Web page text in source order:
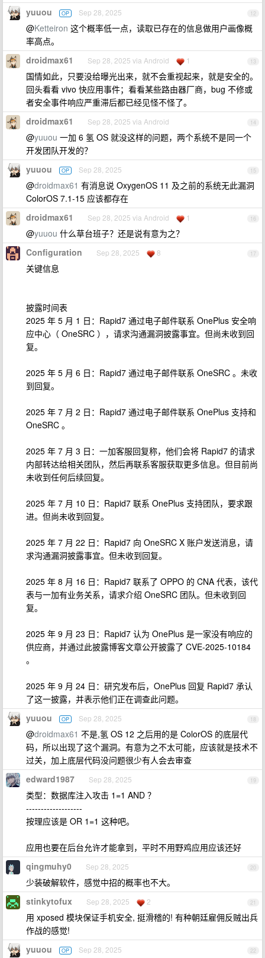
12
yuuou OP Sep 28, 2025
@Ketteiron 这个概率低一点，读取已存在的信息做用户画像概
率高点。
13
droidmax61 Sep 28, 2025 via Android 1
国情如此，只要没给曝光出来，就不会重视起来，就是安全的。
回头看看 vivo 快应用事件；看看某些路由器厂商，bug 不修或
者安全事件响应严重滞后都已经见怪不怪了。
14
droidmax61 Sep 28, 2025 via Android
@yuuou 一加 6 氢 OS 就没这样的问题，两个系统不是同一个
开发团队开发的？
15
yuuou OP Sep 28, 2025
@droidmax61 有消息说 OxygenOS 11 及之前的系统无此漏洞
ColorOS 7.1-15 应该都存在
16
droidmax61 Sep 28, 2025 via Android 1
@yuuou 什么草台班子？还是说有意为之？
17
Configuration Sep 28, 2025 8
关键信息
披露时间表
2025 年 5 月 1 日：Rapid7 通过电子邮件联系 OnePlus 安全响
应中心（ OneSRC ），请求沟通漏洞披露事宜。但尚未收到回
复。
2025 年 5 月 6 日：Rapid7 通过电子邮件联系 OneSRC 。未收
到回复。
2025 年 7 月 2 日：Rapid7 通过电子邮件联系 OnePlus 支持和
OneSRC 。
2025 年 7 月 3 日：一加客服回复称，他们会将 Rapid7 的请求
内部转达给相关团队，然后再联系客服获取更多信息。但目前尚
未收到任何后续回复。
2025 年 7 月 10 日：Rapid7 联系 OnePlus 支持团队，要求跟
进。但尚未收到回复。
2025 年 7 月 22 日：Rapid7 向 OneSRC X 账户发送消息，请
求沟通漏洞披露事宜。但未收到回复。
2025 年 8 月 16 日：Rapid7 联系了 OPPO 的 CNA 代表，该代
表与一加有业务关系，请求介绍 OneSRC 团队。但未收到回
复。
2025 年 9 月 23 日：Rapid7 认为 OnePlus 是一家没有响应的
供应商，并通过此披露博客文章公开披露了 CVE-2025-10184
。
2025 年 9 月 24 日：研究发布后，OnePlus 回复 Rapid7 承认
了这一披露，并表示他们正在调查此问题。
18
yuuou OP Sep 28, 2025
@droidmax61 不是,氢 OS 12 之后用的是 ColorOS 的底层代
码，所以出现了这个漏洞。有意为之不太可能，应该就是技术不
过关，加上底层代码没问题很少有人会去审查
19
edward1987 Sep 28, 2025
类型：数据库注入攻击 1=1 AND ？
-------------------
按理应该是 OR 1=1 这种吧。
应用也要在后台允许才能拿到，平时不用野鸡应用应该还好
20
qingmuhy0 Sep 28, 2025
少装破解软件，感觉中招的概率也不大。
21
stinkytofux Sep 28, 2025 2
用 xposed 模块保证手机安全, 挺滑稽的! 有种朝廷雇佣反贼出兵
作战的感觉!
22
yuuou OP Sep 28, 2025